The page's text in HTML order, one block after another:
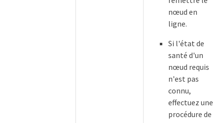
nœud en
ligne.
Si l'état de
santé d'un
nœud requis
n'est pas
connu,
effectuez une
procédure de